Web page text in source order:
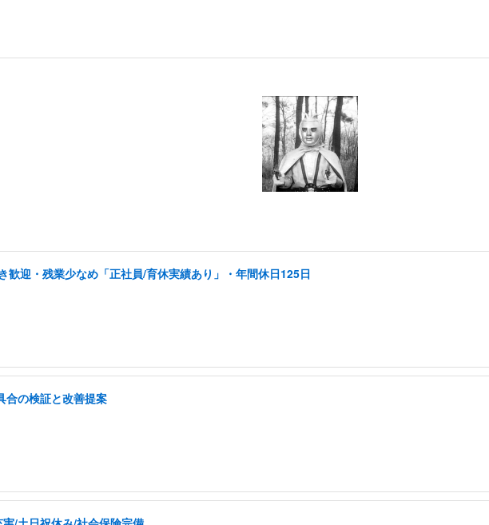
歓迎・残業少なめ「正社員/育休実績あり」・年間休日125日
合の検証と改善提案